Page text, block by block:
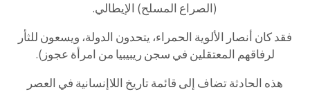
(الصراع المسلح) الإيطالي.
فقد كان أنصار الألوية الحمراء، يتحدون الدولة، ويسعون للثأر
لرفاقهم المعتقلين في سجن ريبيبيا من امرأة عجوز).
هذه الحادثة تضاف إلى قائمة تاريخ اللاإنسانية في العصر